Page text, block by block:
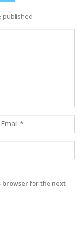
published.
browser for the next